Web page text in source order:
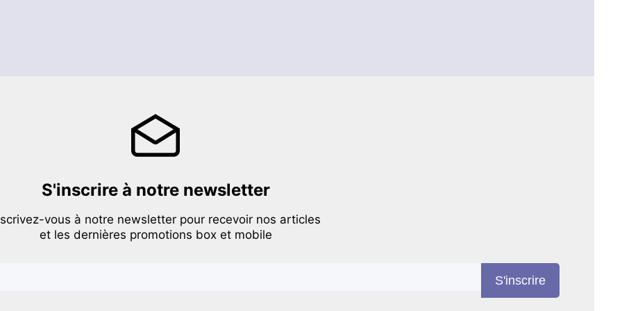
S'inscrire à notre newsletter
vous à notre newsletter pour recevoir nos articles
et les dernières promotions box et mobile
S'inscrire